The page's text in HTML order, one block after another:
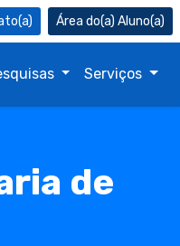
Aluno(a)
Serviços
de